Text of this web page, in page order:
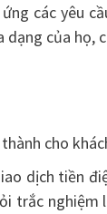
các yêu
của họ,
cho
dịch tiền
trắc nghiệm